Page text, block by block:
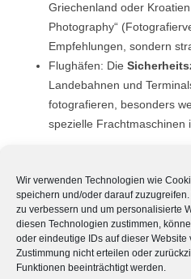
Wir verwenden Technologien wie
speichern und/oder darauf
zu verbessern und um personalisierte
diesen Technologien zustimmen,
oder eindeutige IDs auf dieser Website
Zustimmung nicht erteilen oder
Funktionen beeinträchtigt werden.
Griechenland oder
Photography“
Empfehlungen, sondern
Flughäfen: Die
Landebahnen und
fotografieren, besonders
spezielle Frachtmaschinen
Schutz vor diesen Risiken ist
gewisse Disziplin:
Achten Sie auf Schilder: